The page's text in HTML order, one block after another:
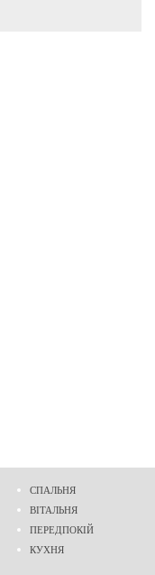
СПАЛЬНЯ
ВІТАЛЬНЯ
ПЕРЕДПОКІЙ
КУХНЯ